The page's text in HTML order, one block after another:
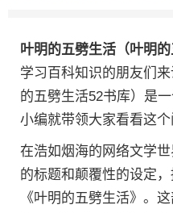
叶明的五劈生活（叶明
学习百科知识的朋友们
的五劈生活52书库）是
小编就带领大家看看这个
在浩如烟海的网络文学
的标题和颠覆性的设定
《叶明的五劈生活》。